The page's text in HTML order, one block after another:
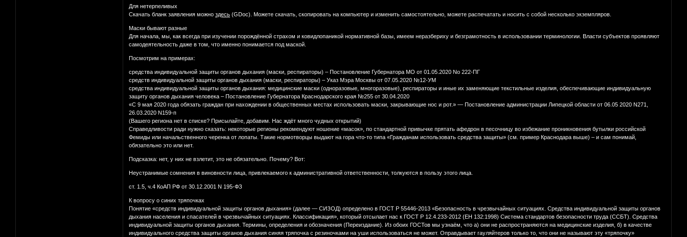
Для нетерпеливых
Скачать бланк заявления можноздесь (GDoc). Можете скачать, скопировать на компьютер и изменить самостоятельно, можете распечатать и носить с собой несколько экземпляров.
Маски бывают разные
Для начала, мы, как всегда при изучении порождённой страхом и ковидлопаникой нормативной базы, имеем неразбериху и безграмотность в использовании терминологии. Власти субъектов проявляют
самодеятельность даже в том, что именно понимается под маской.
Посмотрим на примерах:
средства индивидуальной защиты органов дыхания (маски, респираторы) – Постановление Губернатора МО от 01.05.2020 No 222-ПГ
средств индивидуальной защиты органов дыхания (маски, респираторы) – Указ Мэра Москвы от 07.05.2020 №12-УМ
средства индивидуальной защиты органов дыхания: медицинские маски (одноразовые, многоразовые), респираторы и иные их заменяющие текстильные изделия, обеспечивающие индивидуальную
защиту органов дыхания человека – Постановление Губернатора Краснодарского края №255 от 30.04.2020
«С 9 мая 2020 года обязать граждан при нахождении в общественных местах использовать маски, закрывающие нос и рот.» — Постановление администрации Липецкой области от 06.05 2020 N271,
26.03.2020 N159-п
(Вашего региона нет в списке? Присылайте, добавим. Нас ждёт много чудных открытий)
Справедливости ради нужно сказать: некоторые регионы рекомендуют ношение «масок», по стандартной привычке прятать афедрон в песочницу во избежание проникновения бутылки российской
Фемиды или начальственного черенка от лопаты. Такие нормотворцы выдают на гора что-то типа «Гражданам использовать средства защиты» (см. пример Краснодара выше) – и сам понимай,
обязательно это или нет.
Подсказка: нет, у них не взлетит, это не обязательно. Почему? Вот:
Неустранимые сомнения в виновности лица, привлекаемого к административной ответственности, толкуются в пользу этого лица.
ст. 1.5, ч.4 КоАП РФ от 30.12.2001 N 195-ФЗ
К вопросу о синих тряпочках
Понятие «средств индивидуальной защиты органов дыхания» (далее — СИЗОД) определено в ГОСТ Р 55446-2013 «Безопасность в чрезвычайных ситуациях. Средства индивидуальной защиты органов
дыхания населения и спасателей в чрезвычайных ситуациях. Классификация», который отсылает нас к ГОСТ Р 12.4.233-2012 (ЕН 132:1998) Система стандартов безопасности труда (ССБТ). Средства
индивидуальной защиты органов дыхания. Термины, определения и обозначения (Переиздание). Из обоих ГОСТов мы узнаём, что а) они не распространяются на медицинские изделия, б) в качестве
индивидуального средства защиты органов дыхания синяя тряпочка с резиночками на уши использоваться не может. Оправдывает гауляйтеров только то, что они не называют эту «тряпочку»